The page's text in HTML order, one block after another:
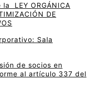
la LEY ORGÁNICA
DE
Sala
de socios en
al artículo 337 del